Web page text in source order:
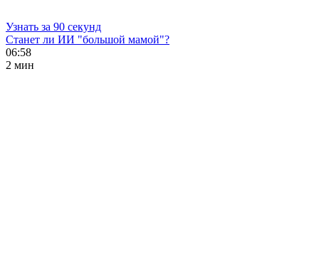
Узнать за 90 секунд
Станет ли ИИ "большой мамой"?
06:58
2 мин